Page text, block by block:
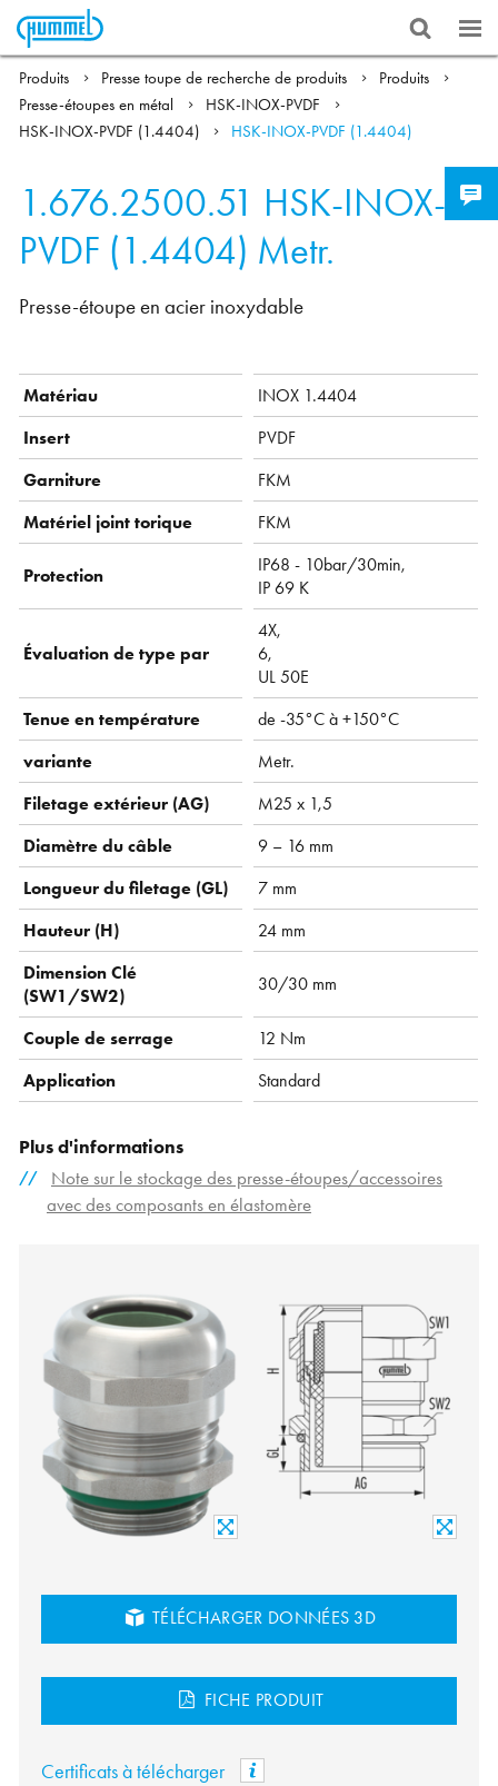
Produits Presse toupe de recherche de produits
Produits
Presse-étoupes en métal
HSK-INOX-PVDF
HSK-INOX-PVDF (1.4404)
HSK-INOX-PVDF (1.4404)
1.676.2500.51 HSK-INOX-
PVDF (1.4404) Metr.
Presse-étoupe en acier inoxydable
Matériau
INOX 1.4404
Insert
PVDF
Garniture
FKM
Matériel joint torique
FKM
Protection
IP68 - 10bar/30min,
IP 69 K
Évaluation de type par
4X,
6,
UL 50E
Tenue en température
de -35°C à +150°C
variante
Metr.
Filetage extérieur (AG)
M25 x 1,5
Diamètre du câble
9 – 16 mm
Longueur du filetage (GL)
7 mm
Hauteur (H)
24 mm
Dimension Clé
(SW1/SW2)
30/30 mm
Couple de serrage
12 Nm
Application
Standard
Plus d'informations
Note sur le stockage des presse-étoupes/accessoires
avec des composants en élastomère
TÉLÉCHARGER DONNÉES 3D
FICHE PRODUIT
Certificats à télécharger